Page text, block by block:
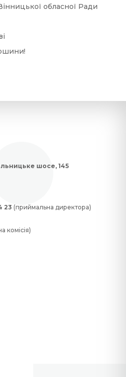
обласної Ради
шосе, 145
23 (приймальна директора)
комісія)